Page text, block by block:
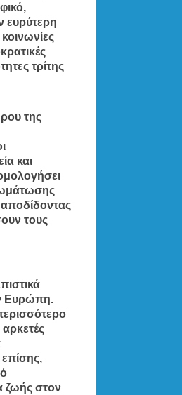
ευρύτερη
τρίτης
της
και
τους
Ευρώπη.
ζωής στον